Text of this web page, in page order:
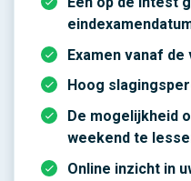
Examen vanaf
Hoog
De mogelijkheid
weekend te
Online inzicht in